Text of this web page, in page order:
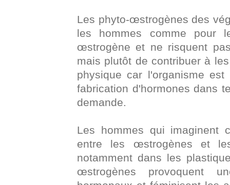
Les phyto-œstrogènes des
les hommes comme pour
œstrogène et ne risquent
mais plutôt de contribuer à
physique car l'organisme
fabrication d'hormones dans
demande.
Les hommes qui imaginent
entre les œstrogènes et
notamment dans les
œstrogènes provoquent